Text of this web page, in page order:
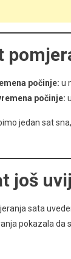
počinje: u
počinje:
jedan sat
još
sata
pokazala da